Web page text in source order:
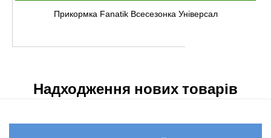
Прикормка Fanatik Всесезонка Універсал
Надходження нових товарів